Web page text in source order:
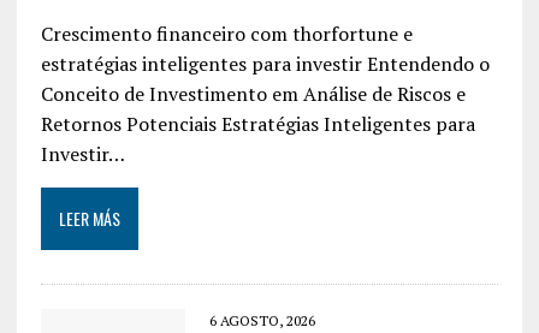
Crescimento financeiro com thorfortune e
estratégias inteligentes para investir Entendendo o
Conceito de Investimento em Análise de Riscos e
Retornos Potenciais Estratégias Inteligentes para
Investir…
LEER MÁS
6 AGOSTO, 2026